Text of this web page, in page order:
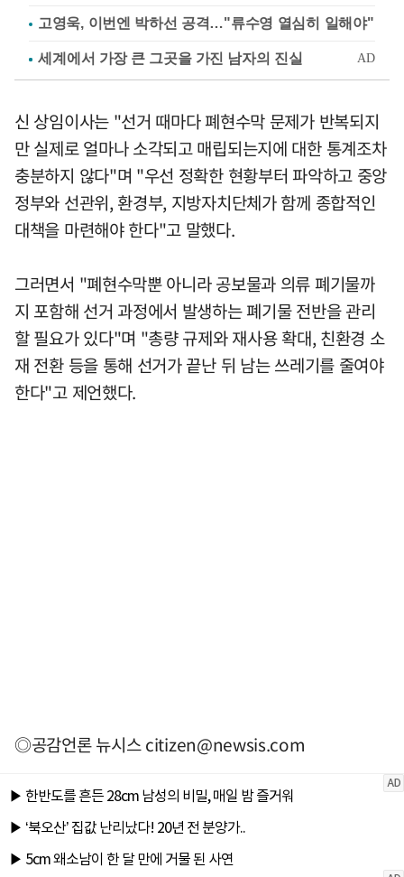
고영욱, 이번엔 박하선 공격…"류수영 열심히 일해야"
신 상임이사는 "선거 때마다 폐현수막 문제가 반복되지
만 실제로 얼마나 소각되고 매립되는지에 대한 통계조차
충분하지 않다"며 "우선 정확한 현황부터 파악하고 중앙
정부와 선관위, 환경부, 지방자치단체가 함께 종합적인
대책을 마련해야 한다"고 말했다.
그러면서 "폐현수막뿐 아니라 공보물과 의류 폐기물까
지 포함해 선거 과정에서 발생하는 폐기물 전반을 관리
할 필요가 있다"며 "총량 규제와 재사용 확대, 친환경 소
재 전환 등을 통해 선거가 끝난 뒤 남는 쓰레기를 줄여야
한다"고 제언했다.
◎공감언론 뉴시스citizen@newsis.com